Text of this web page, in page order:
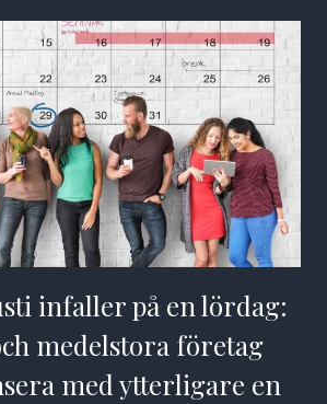
infaller på en lördag:
medelstora företag
med ytterligare en